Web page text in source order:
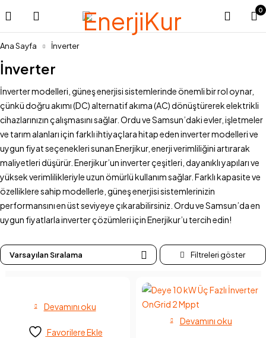
0
Ana Sayfa İnverter
İnverter
İnverter modelleri, güneş enerjisi sistemlerinde önemli bir rol oynar,
çünkü doğru akımı (DC) alternatif akıma (AC) dönüştürerek elektrikli
cihazlarınızın çalışmasını sağlar. Ordu ve Samsun’daki evler, işletmeler
ve tarım alanları için farklı ihtiyaçlara hitap eden inverter modelleri ve
uygun fiyat seçenekleri sunan Enerjikur, enerji verimliliğini artırarak
maliyetleri düşürür. Enerjikur’un inverter çeşitleri, dayanıklı yapıları ve
yüksek verimlilikleriyle uzun ömürlü kullanım sağlar. Farklı kapasite ve
özelliklere sahip modellerle, güneş enerjisi sistemlerinizin
performansını en üst seviyeye çıkarabilirsiniz. Ordu ve Samsun’da en
uygun fiyatlarla inverter çözümleri için Enerjikur’u tercih edin!
Varsayılan Sıralama
Devamını oku
Favorilere Ekle
Devamını oku